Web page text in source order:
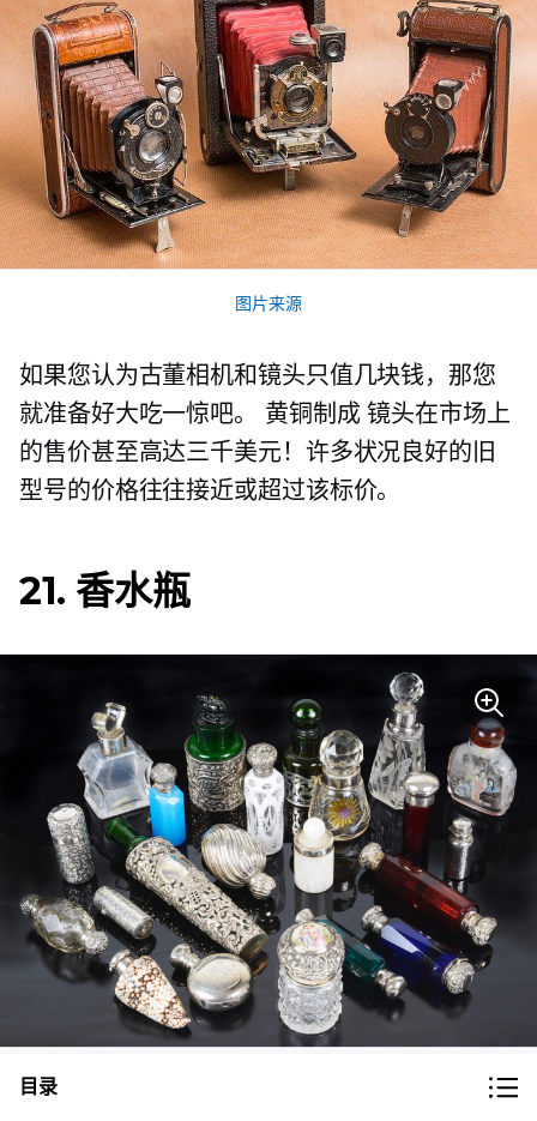
图片来源
如果您认为古董相机和镜头只值几块钱，那您
就准备好大吃一惊吧。 黄铜制成镜头在市场上
的售价甚至高达三千美元！许多状况良好的旧
型号的价格往往接近或超过该标价。
21. 香水瓶
目录